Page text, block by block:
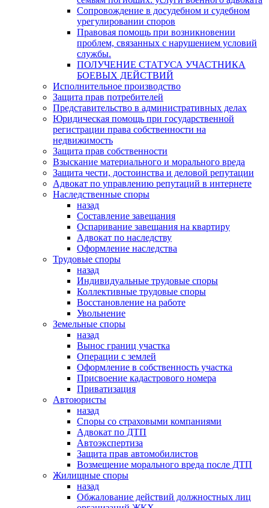
Сопровождение в досудебном и судебном
урегулировании споров
Правовая помощь при возникновении
проблем, связанных с нарушением условий
службы.
ПОЛУЧЕНИЕ СТАТУСА УЧАСТНИКА
БОЕВЫХ ДЕЙСТВИЙ
Исполнительное производство
Защита прав потребителей
Представительство в административных делах
Юридическая помощь при государственной
регистрации права собственности на
недвижимость
Защита прав собственности
Взыскание материального и морального вреда
Защита чести, достоинства и деловой репутации
Адвокат по управлению репутаций в интернете
Наследственные споры
назад
Составление завещания
Оспаривание завещания на квартиру
Адвокат по наследству
Оформление наследства
Трудовые споры
назад
Индивидуальные трудовые споры
Коллективные трудовые споры
Восстановление на работе
Увольнение
Земельные споры
назад
Вынос границ участка
Операции с землей
Оформление в собственность участка
Присвоение кадастрового номера
Приватизация
Автоюристы
назад
Споры со страховыми компаниями
Адвокат по ДТП
Автоэкспертиза
Защита прав автомобилистов
Возмещение морального вреда после ДТП
Жилищные споры
назад
Обжалование действий должностных лиц